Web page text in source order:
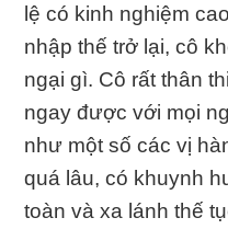
lệ có kinh nghiệm
nhập thế trở lại, cô
ngại gì. Cô rất thân
ngay được với mọi
như một số các vị
quá lâu, có khuynh
toàn và xa lánh thế